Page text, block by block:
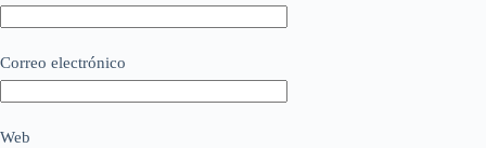
Correo electrónico
Web